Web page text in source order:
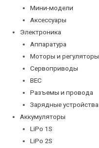
Мини-модели
Аксессуары
Электроника
Аппаратура
Моторы и регуляторы
Сервоприводы
BEC
Разъемы и провода
Зарядные устройства
Аккумуляторы
LiPo 1S
LiPo 2S